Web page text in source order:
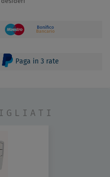
Paga in 3 rate